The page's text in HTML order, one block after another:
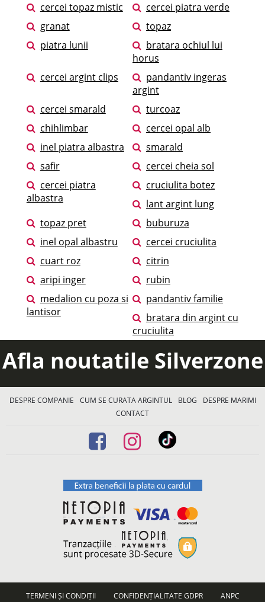
cercei topaz mistic
cercei piatra verde
granat
topaz
piatra lunii
bratara ochiul lui
horus
cercei argint clips
pandantiv ingeras
argint
cercei smarald
turcoaz
chihlimbar
cercei opal alb
inel piatra albastra
smarald
safir
cercei cheia sol
cercei piatra
albastra
cruciulita botez
lant argint lung
topaz pret
buburuza
inel opal albastru
cercei cruciulita
cuart roz
citrin
aripi inger
rubin
medalion cu poza si
lantisor
pandantiv familie
bratara din argint cu
cruciulita
Afla noutatile Silverzone
DESPRE COMPANIE CUM SE CURATA ARGINTUL BLOG
DESPRE MARIMI
CONTACT
TERMENI ȘI CONDIȚII CONFIDENȚIALITATE GDPR ANPC